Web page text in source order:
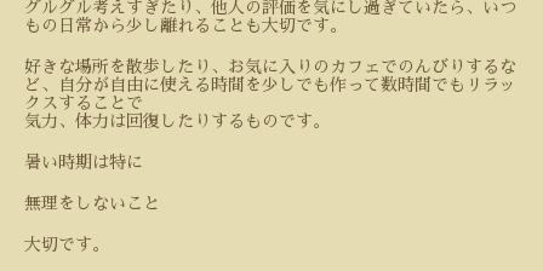
グルグル考えすぎたり、他人の評価を気にし過ぎていたら、いつ
もの日常から少し離れることも大切です。
好きな場所を散歩したり、お気に入りのカフェでのんびりするな
ど、自分が自由に使える時間を少しでも作って数時間でもリラッ
クスすることで
気力、体力は回復したりするものです。
暑い時期は特に
無理をしないこと
大切です。